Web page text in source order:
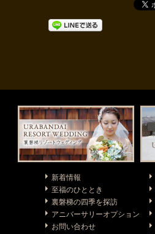
新着情報
至福のひととき
裏磐梯の四季を探訪
アニバーサリーオプション
お問い合わせ